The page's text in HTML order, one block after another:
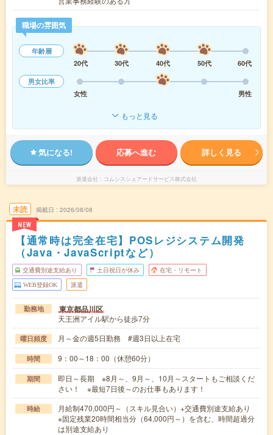
職場の雰囲気
年齢層
20代
30代 40代 50代
60代
男女比率
女性
男性
もっと見る
気になる! 応募へ進む 詳しく見る
派遣会社 コムシスシェアードサービス株式会社
未読
NEW
掲載日 2026/08/08
【通常時は完全在宅】POSレジシステム開発
（Java・JavaScriptなど）
交通費別途支給あり 土日祝日が休み 在宅・リモート
WEB登録OK 派遣
勤務地 東京都品川区
天王洲アイル駅から徒歩7分
曜日頻度 月～金の週5日勤務 #週3日以上在宅
時間 9：00～18：00（休憩60分）
期間
即日～長期 ※8月～、9月～、10月～スタートもご相談くだ
さい！ ※最短7日後～のお仕事もあります！
時給
月給制470,000円～（スキル見合い）+交通費別途支給あり
※固定残業20時間相当分（64,000円～）を含む、時間超過分
は別途支給あり